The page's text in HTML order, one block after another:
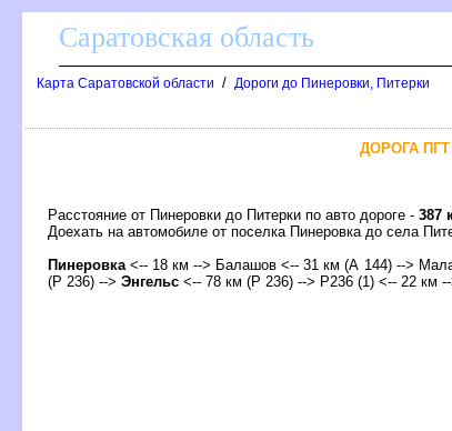
Саратовская область
Карта Саратовской области / Дороги до Пинеровки, Питерки
ДОРОГА
Расстояние от Пинеровки до Питерки по авто дороге - 387
Доехать на автомобиле от поселка Пинеровка до села
Пинеровка <-- 18 км --> Балашо <-- 31 км (А 144) -->
(Р 236) --> Энгельс <-- 78 км (Р 236) --> Р236 (1) <-- 22 км